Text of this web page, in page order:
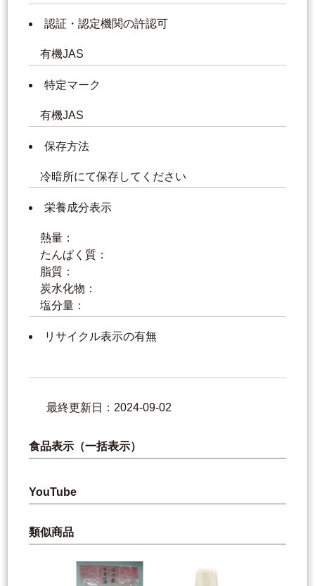
認証・認定機関の許認可
有機JAS
特定マーク
有機JAS
保存方法
冷暗所にて保存してください
栄養成分表示
熱量：
たんぱく質：
脂質：
炭水化物：
塩分量：
リサイクル表示の有無
最終更新日：2024-09-02
食品表示（一括表示）
YouTube
類似商品